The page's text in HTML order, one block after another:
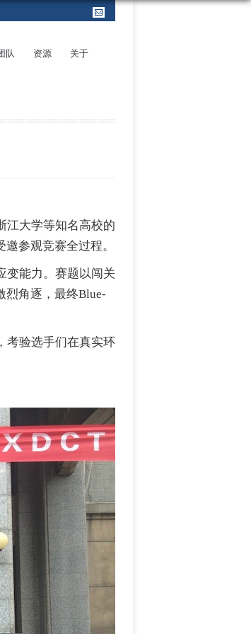
队 资源 关于
江大学等知名高校的
参观竞赛全过程。
变能力。赛题以闯关
烈角逐，最终Blue-
考验选手们在真实环